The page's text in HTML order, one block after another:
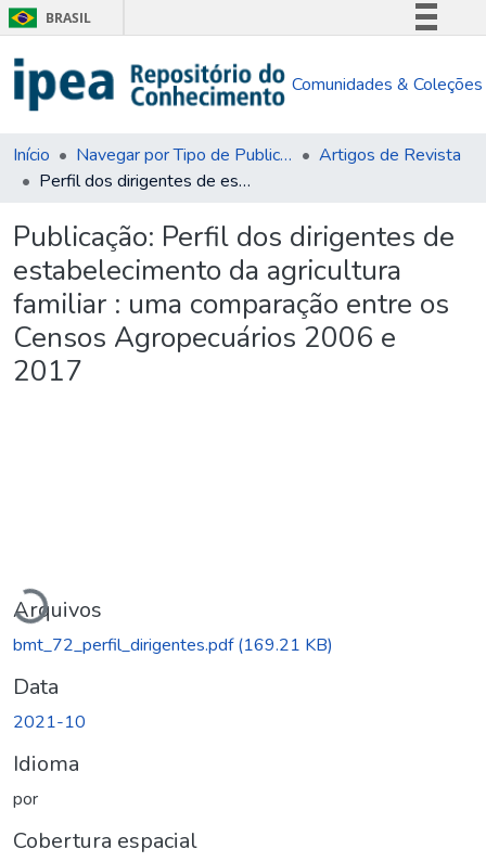
BRASIL
Comunica BR
Acesso à informação
Comunidades & Coleções
Início Navegar por Tipo de Publicação
Artigos de Revista
Perfil dos dirigentes de estabelecimento da agricultura familiar : uma comparação entre os Censos Agropecuários 2006 e 2017
Publicação: Perfil dos dirigentes de
estabelecimento da agricultura
familiar : uma comparação entre os
Censos Agropecuários 2006 e
2017
Carregando...
Arquivos
bmt_72_perfil_dirigentes.pdf(169.21 KB)
Data
2021-10
Idioma
por
Cobertura espacial